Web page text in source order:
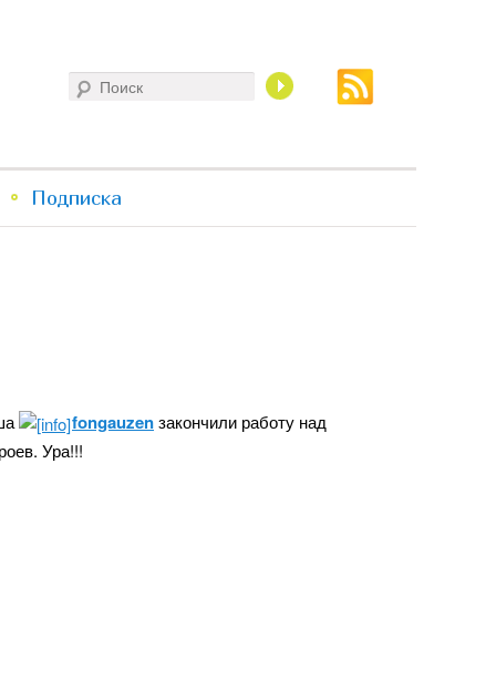
Подписка
fongauzenзакончили работу над
Ура!!!